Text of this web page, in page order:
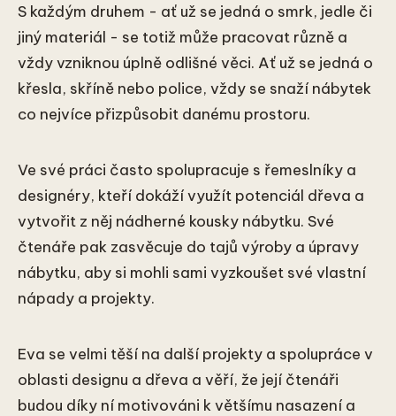
S každým druhem - ať už se jedná o smrk, jedle či
jiný materiál - se totiž může pracovat různě a
vždy vzniknou úplně odlišné věci. Ať už se jedná o
křesla, skříně nebo police, vždy se snaží nábytek
co nejvíce přizpůsobit danému prostoru.
Ve své práci často spolupracuje s řemeslníky a
designéry, kteří dokáží využít potenciál dřeva a
vytvořit z něj nádherné kousky nábytku. Své
čtenáře pak zasvěcuje do tajů výroby a úpravy
nábytku, aby si mohli sami vyzkoušet své vlastní
nápady a projekty.
Eva se velmi těší na další projekty a spolupráce v
oblasti designu a dřeva a věří, že její čtenáři
budou díky ní motivováni k většímu nasazení a